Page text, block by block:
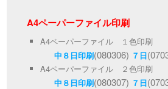
A4ペーパーファイル印刷
A4ペーパーファイル １色印刷
中８日印刷(080306) ７日
A4ペーパーファイル ２色印刷
中８日印刷(080307) ７日